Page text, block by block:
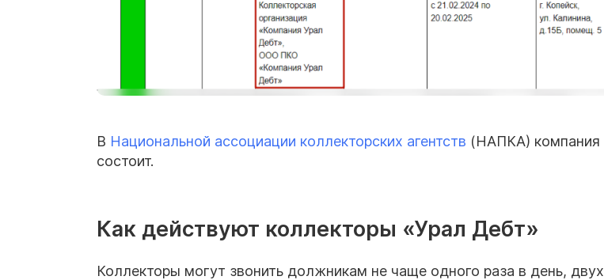
В Национальной ассоциации коллекторских агентств (НАПКА) компания
состоит.
Как действуют коллекторы «Урал Дебт»
Коллекторы могут звонить должникам не чаще одного раза в день,